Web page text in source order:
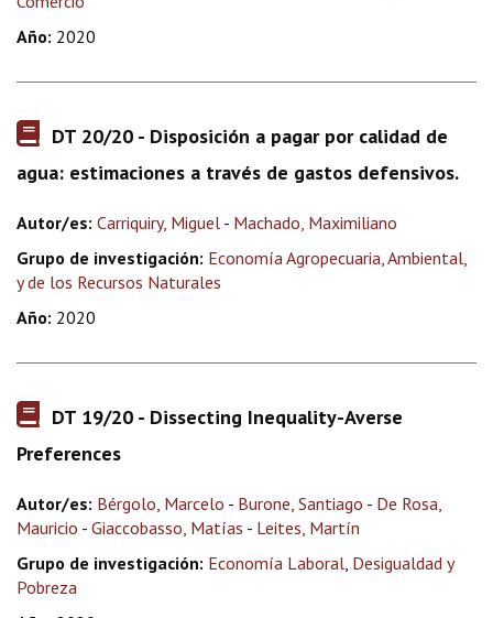
Año: 2020
DT 20/20 - Disposición a pagar por calidad de
agua: estimaciones a través de gastos defensivos.
Autor/es: Carriquiry, Miguel - Machado, Maximiliano
Grupo de investigación: Economía Agropecuaria, Ambiental,
y de los Recursos Naturales
Año: 2020
DT 19/20 - Dissecting Inequality-Averse
Preferences
Autor/es: Bérgolo, Marcelo - Burone, Santiago - De Rosa,
Mauricio - Giaccobasso, Matías - Leites, Martín
Grupo de investigación: Economía Laboral, Desigualdad y
Pobreza